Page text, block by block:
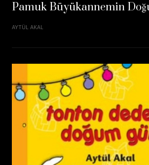
Pamuk Büyükannemin
AYTÜL AKAL